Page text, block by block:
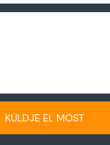
KÜLDJE EL MOST